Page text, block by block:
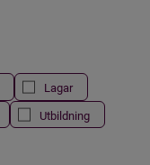
Lagar
Utbildning